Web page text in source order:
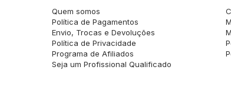
Quem somos
Política de Pagamentos
Envio, Trocas e Devoluções
Política de Privacidade
Programa de Afiliados
Seja um Profissional Qualificado